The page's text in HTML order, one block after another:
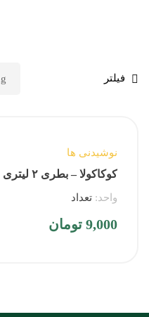
فیلتر
نوشیدنی ها
کوکاکولا – بطری ۲ لیتری
واحد: تعداد
9,000 تومان